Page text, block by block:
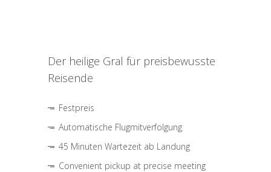
Der heilige Gral für preisbewusste
Reisende
Festpreis
Automatische Flugmitverfolgung
45 Minuten Wartezeit ab Landung
Convenient pickup at precise meeting